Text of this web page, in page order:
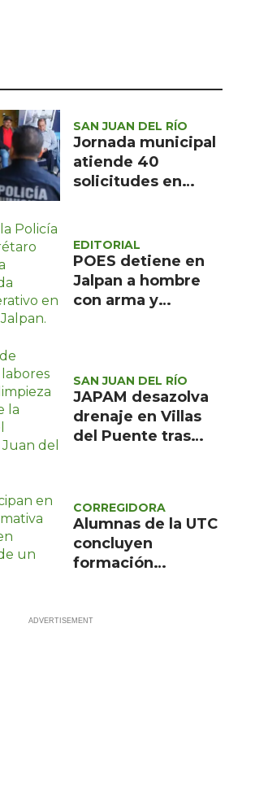
Política
Turismo
Asuntos Sociales
Estilo de vida
SAN JUAN DEL RÍO
Jornada municipal
atiende 40
solicitudes en
EDITORIAL
POES detiene en
Jalpan a hombre
con arma y
SAN JUAN DEL RÍO
JAPAM desazolva
drenaje en Villas
del Puente tras
CORREGIDORA
Alumnas de la UTC
concluyen
formación